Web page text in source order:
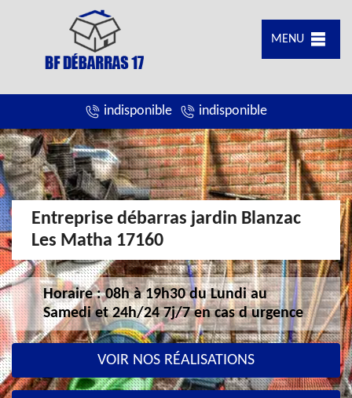
MENU
indisponible indisponible
Entreprise débarras jardin Blanzac
Les Matha 17160
Horaire : 08h à 19h30 du Lundi au
Samedi et 24h/24 7j/7 en cas d urgence
VOIR NOS RÉALISATIONS